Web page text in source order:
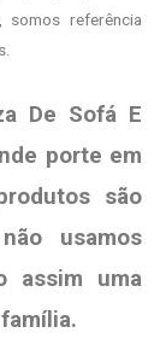
somos referência
De Sofá E
porte em
são
usamos
assim uma
família.